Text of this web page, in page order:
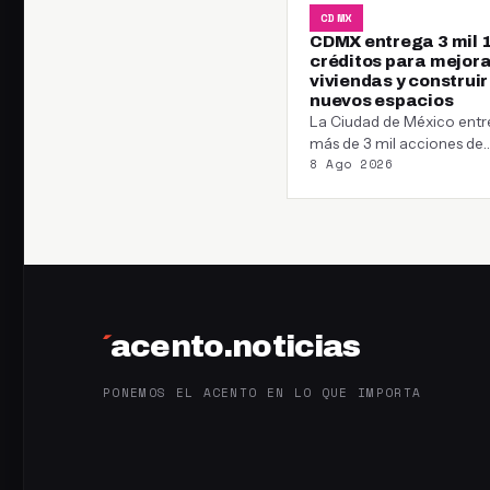
CDMX
CDMX entrega 3 mil
créditos para
viviendas y construir
nuevos espacios
La Ciudad de México
más de 3 mil acciones de
vivienda y 434 escrituras;
8 Ago 2026
´acento.noticias
PONEMOS EL ACENTO EN LO QUE IMPORTA